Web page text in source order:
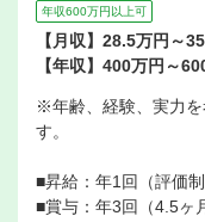
年収600万円以上可
【月収】28.5万円～
【年収】400万円～
※年齢、経験、実力を
す。
■昇給：年1回（評価制
■賞与：年3回（4.5ヶ